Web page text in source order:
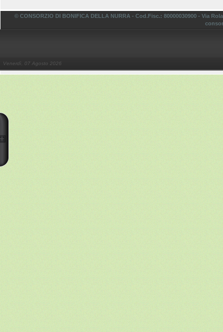
© CONSORZIO DI BONIFICA DELLA NURRA - Cod.Fisc.: 80000030900 - Via
Venerdì, 07 Agosto 2026